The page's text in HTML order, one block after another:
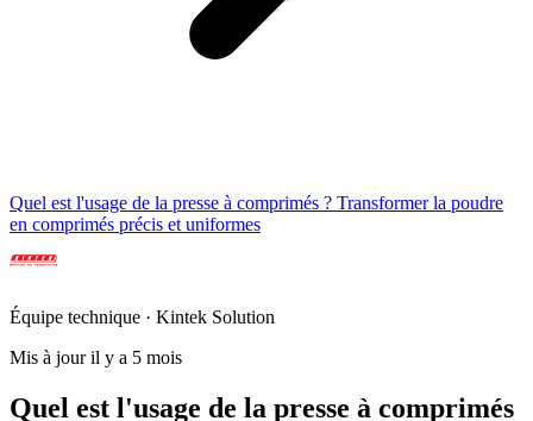
Quel est l'usage de la presse à comprimés ? Transformer la poudre
en comprimés précis et uniformes
Équipe technique · Kintek Solution
Mis à jour il y a 5 mois
Quel est l'usage de la presse à comprimés